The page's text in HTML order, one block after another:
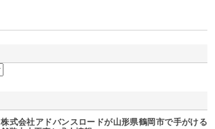
株式会社アドバンスロードが山形県鶴岡市で手がける